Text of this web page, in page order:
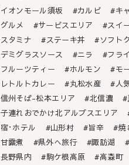
イオンモール須坂
カルビ
キ
グルメ
サービスエリア
スイ
スタミナ
ステーキ丼
ソフト
デミグラスソース
ニラ
フラ
フルーツティー
ホルモン
モ
レトルトカレー
丸松水産
人
信州そば-松本エリア
北信濃
子連れおでかけ北アルプスエリア
宿･ホテル
山形村 旨辛 焼
甘露煮
県外へ旅行 諏訪湖
長野県内
駒ケ根高原 高森町